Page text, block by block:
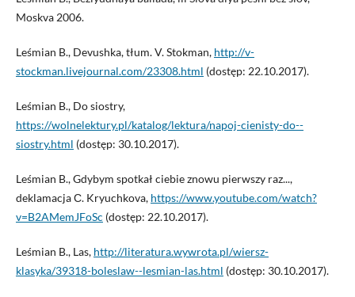
Moskva 2006.
Leśmian B., Devushka, tłum. V. Stokman, http://v-
stockman.livejournal.com/23308.html (dostęp: 22.10.2017).
Leśmian B., Do siostry,
https://wolnelektury.pl/katalog/lektura/napoj-cienisty-do--
siostry.html (dostęp: 30.10.2017).
Leśmian B., Gdybym spotkał ciebie znowu pierwszy raz...,
deklamacja С. Kryuchkova, https://www.youtube.com/watch?
v=B2AMemJFoSc (dostęp: 22.10.2017).
Leśmian B., Las, http://literatura.wywrota.pl/wiersz-
klasyka/39318-boleslaw--lesmian-las.html (dostęp: 30.10.2017).